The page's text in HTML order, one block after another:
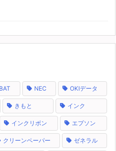
NEC OKIデータ
きもと インク
インクリボン エプソン
クリーンペーパー ゼネラル